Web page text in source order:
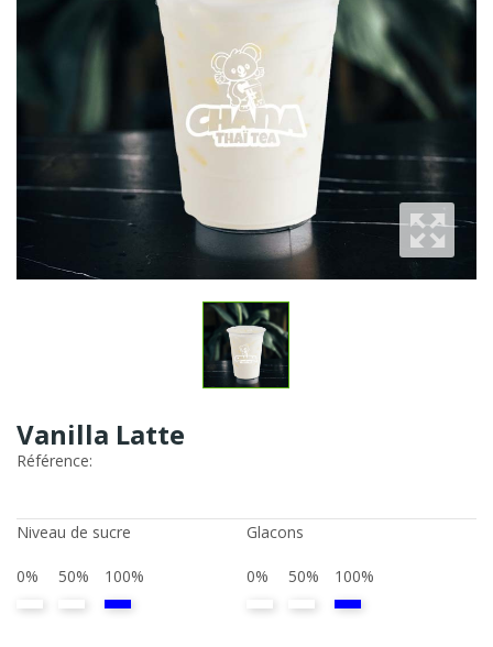
Vanilla Latte
Référence:
Niveau de sucre
0% 50% 100%
Glacons
0% 50% 100%